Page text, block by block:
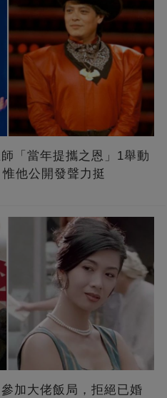
「當年提攜之恩」1舉動
他公開發聲力挺
加大佬飯局，拒絕已婚